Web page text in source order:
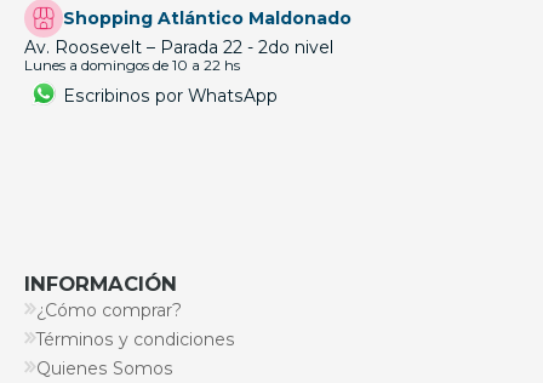
Shopping Atlántico Maldonado
Av. Roosevelt – Parada 22 - 2do nivel
Lunes a domingos de 10 a 22 hs
Escribinos por WhatsApp
INFORMACIÓN
¿Cómo comprar?
Términos y condiciones
Quienes Somos